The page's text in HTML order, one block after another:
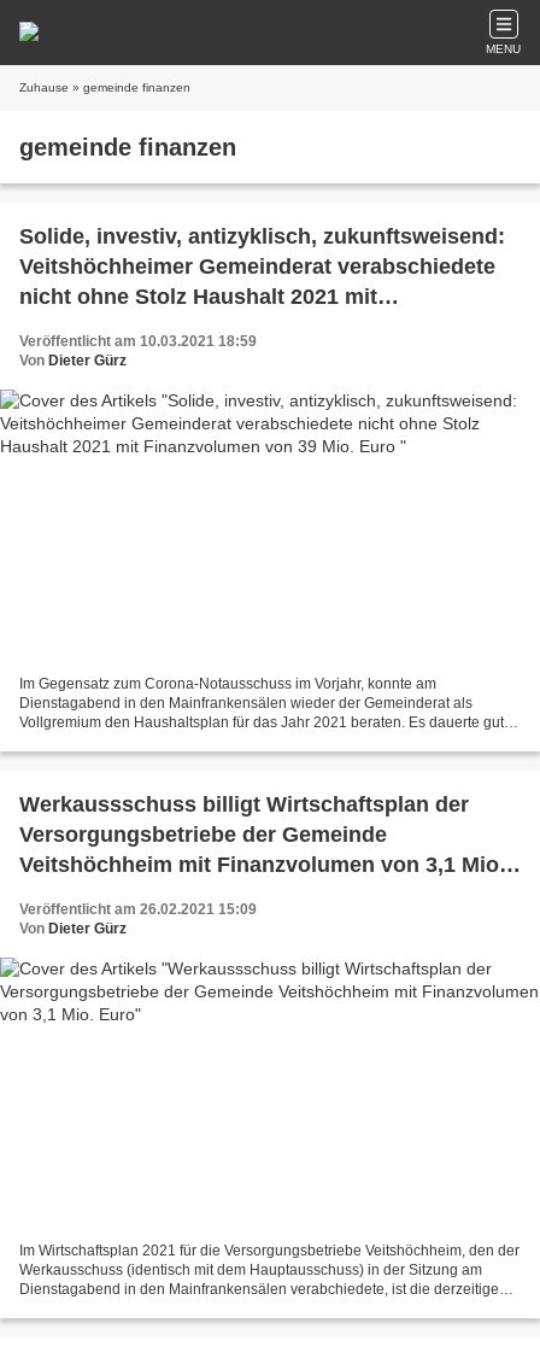
MENU
Zuhause » gemeinde finanzen
gemeinde finanzen
Solide, investiv, antizyklisch, zukunftsweisend:
Veitshöchheimer Gemeinderat verabschiedete
nicht ohne Stolz Haushalt 2021 mit
Veröffentlicht am 10.03.2021 18:59
Von Dieter Gürz
Im Gegensatz zum Corona-Notausschuss im Vorjahr, konnte am
Dienstagabend in den Mainfrankensälen wieder der Gemeinderat als
Vollgremium den Haushaltsplan für das Jahr 2021 beraten. Es dauerte gut
Werkaussschuss billigt Wirtschaftsplan der
Versorgungsbetriebe der Gemeinde
Veitshöchheim mit Finanzvolumen von 3,1 Mio.
Veröffentlicht am 26.02.2021 15:09
Von Dieter Gürz
Im Wirtschaftsplan 2021 für die Versorgungsbetriebe Veitshöchheim, den der
Werkausschuss (identisch mit dem Hauptausschuss) in der Sitzung am
Dienstagabend in den Mainfrankensälen verabchiedete, ist die derzeitige